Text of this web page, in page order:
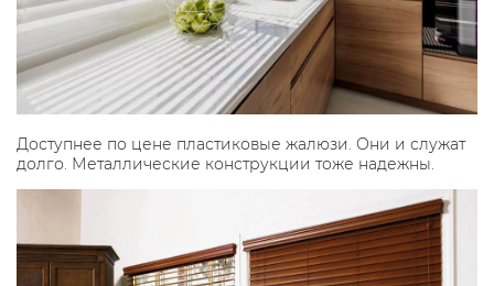
Доступнее по цене пластиковые жалюзи. Они и служат
долго. Металлические конструкции тоже надежны.